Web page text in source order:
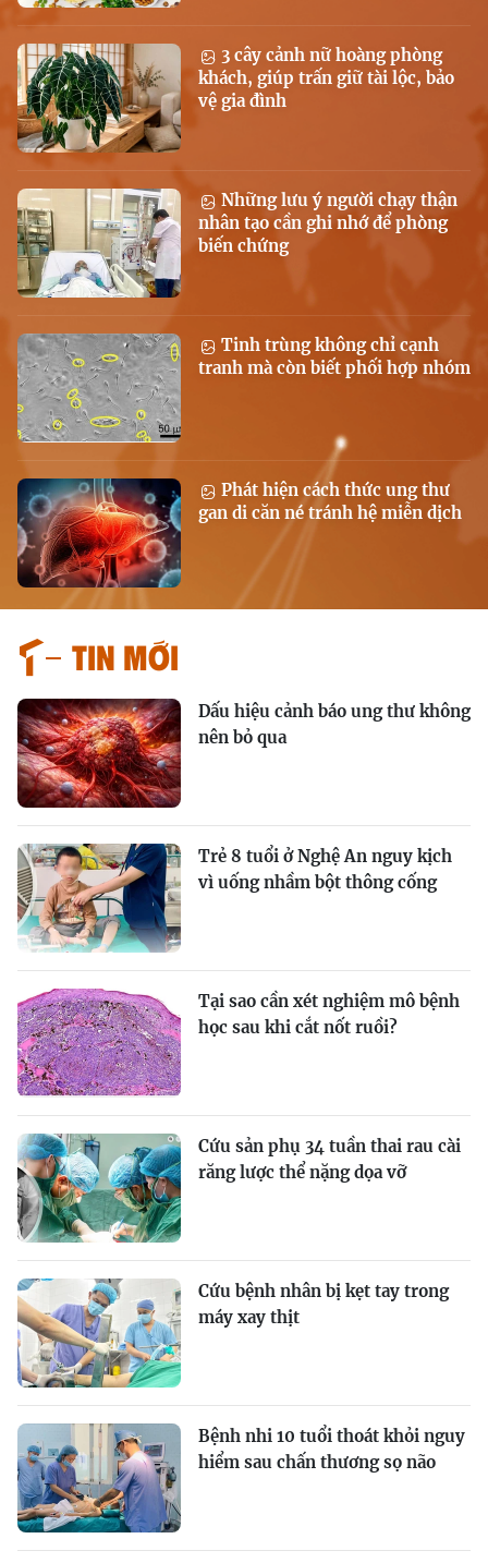
3 cây cảnh nữ hoàng phòng
khách, giúp trấn giữ tài lộc, bảo
vệ gia đình
Những lưu ý người chạy thận
nhân tạo cần ghi nhớ để phòng
biến chứng
Tinh trùng không chỉ cạnh
tranh mà còn biết phối hợp nhóm
Phát hiện cách thức ung thư
gan di căn né tránh hệ miễn dịch
Tin mới
Dấu hiệu cảnh báo ung thư không
nên bỏ qua
Trẻ 8 tuổi ở Nghệ An nguy kịch
vì uống nhầm bột thông cống
Tại sao cần xét nghiệm mô bệnh
học sau khi cắt nốt ruồi?
Cứu sản phụ 34 tuần thai rau cài
răng lược thể nặng dọa vỡ
Cứu bệnh nhân bị kẹt tay trong
máy xay thịt
Bệnh nhi 10 tuổi thoát khỏi nguy
hiểm sau chấn thương sọ não